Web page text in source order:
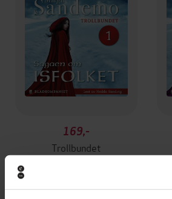
169,-
Trollbundet